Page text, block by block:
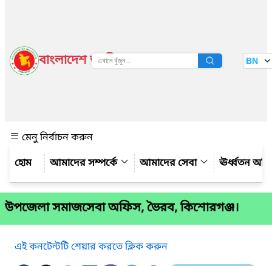
বাংলাদেশ জাতীয় তথ্য বাতায়ন BN
মেনু নির্বাচন করুন
আমাদের সম্পর্কে
আমাদের সেবা ঊর্ধ্বতন
উপজেলা সমাজসেবা অফিস, ভৈরব, কিশোরগঞ্জ।
এই কনটেন্টটি শেয়ার করতে ক্লিক করুন